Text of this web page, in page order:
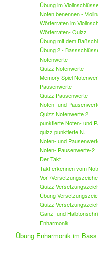
Übung im
Noten benennen -
Wörterraten im
Wörterraten- Quizz
Übung mit dem
Übung 2 -
Notenwerte
Quizz Notenwerte
Memory Spiel
Pausenwerte
Quizz Pausenwerte
Noten- und
Quizz Notenwerte 2
punktierte Noten- und
quizz punktierte N.
Noten- und
Noten- Pausenwerte-2
Der Takt
Takt erkennen vom
Vor-/
Quizz
Übung
Quizz
Ganz- und
Enharmonik
Übung Enharmonik im Bass